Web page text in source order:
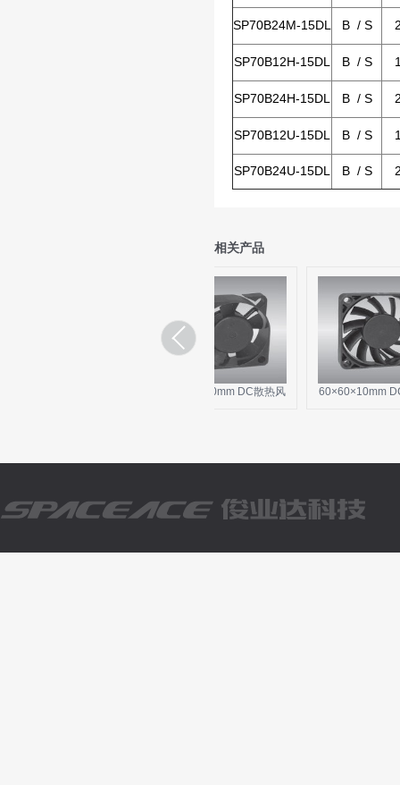
SP70B24M-15DL B / S
SP70B12H-15DL B / S
SP70B24H-15DL B / S
SP70B12U-15DL B / S
SP70B24U-15DL B / S
相关产品
30×30×10mm DC散热风
60×60×10mm DC